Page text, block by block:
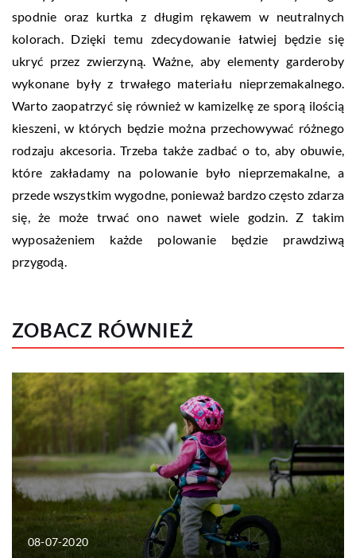
spodnie oraz kurtka z długim rękawem w neutralnych
kolorach. Dzięki temu zdecydowanie łatwiej będzie się
ukryć przez zwierzyną. Ważne, aby elementy garderoby
wykonane były z trwałego materiału nieprzemakalnego.
Warto zaopatrzyć się również w kamizelkę ze sporą ilością
kieszeni, w których będzie można przechowywać różnego
rodzaju akcesoria. Trzeba także zadbać o to, aby obuwie,
które zakładamy na polowanie było nieprzemakalne, a
przede wszystkim wygodne, ponieważ bardzo często zdarza
się, że może trwać ono nawet wiele godzin. Z takim
wyposażeniem każde polowanie będzie prawdziwą
przygodą.
ZOBACZ RÓWNIEŻ
08-07-2020